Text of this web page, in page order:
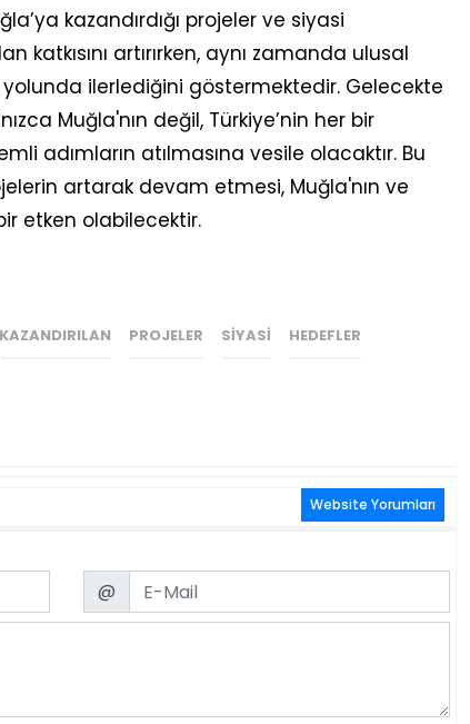
kazandırdığı projeler ve siyasi
katkısını artırırken, aynı zamanda ulusal
ilerlediğini göstermektedir. Gelecekte
Muğla'nın değil, Türkiye’nin her bir
adımların atılmasına vesile olacaktır. Bu
artarak devam etmesi, Muğla'nın ve
etken olabilecektir.
KAZANDIRILAN PROJELER SIYASI HEDEFLER
Website Yorumları
Email
@